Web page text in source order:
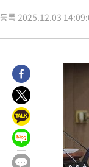
-12720초 전 >외신들도
-12691초 전 >11시간
병태 후임
-8071초 전 >
[속보]국
-3396초 전 >
-556초 전 >
[속보]'채상
-422초 전 >
[속보]종합
49분 전 >
민주 콩고 에
-24888초 전 >
"낮 기
등록 2025.12.03